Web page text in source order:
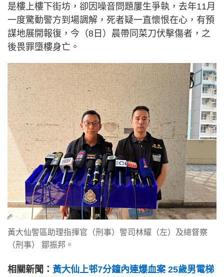
是樓上樓下街坊，卻因噪音問題屢生爭執，去年11月
一度驚動警方到場調解，死者疑一直懷恨在心，有預
謀地展開報復，今（8日）晨帶同菜刀伏擊傷者，之
後畏罪墮樓身亡。
黃大仙警區助理指揮官（刑事）警司林耀（左）及總督察
（刑事） 鄒振邦。
相關新聞： 黃大仙上邨7分鐘內連爆血案 25歲男電梯